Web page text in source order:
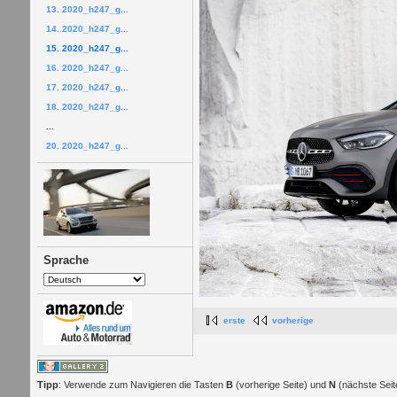
13. 2020_h247_g...
14. 2020_h247_g...
15. 2020_h247_g...
16. 2020_h247_g...
17. 2020_h247_g...
18. 2020_h247_g...
20. 2020_h247_g...
Sprache
erste vorherige
Tipp: Verwende zum Navigieren die Tasten B(vorherige Seite) und N(nächste